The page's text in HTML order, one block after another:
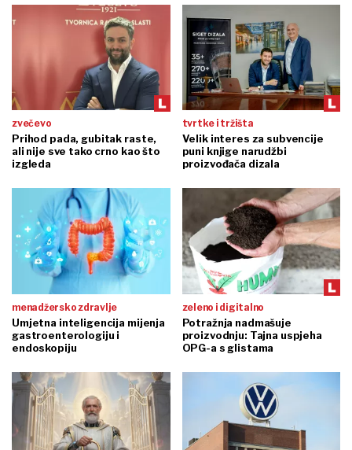
zvečevo
Prihod pada, gubitak raste,
ali nije sve tako crno kao što
izgleda
tvrtke i tržišta
Velik interes za subvencije
puni knjige narudžbi
proizvođača dizala
menadžersko zdravlje
Umjetna inteligencija mijenja
gastroenterologiju i
endoskopiju
zeleno i digitalno
Potražnja nadmašuje
proizvodnju: Tajna uspjeha
OPG-a s glistama